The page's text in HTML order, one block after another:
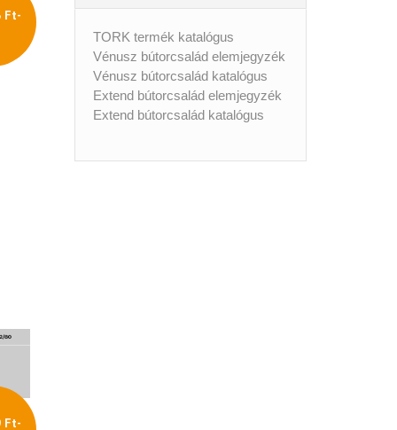
Ft-
Ft-
TORK termék katalógus
Vénusz bútorcsalád elemjegyzék
Vénusz bútorcsalád katalógus
Extend bútorcsalád elemjegyzék
Extend bútorcsalád katalógus